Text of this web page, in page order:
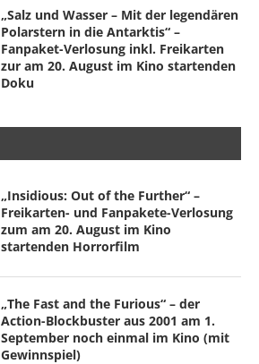
„Salz und Wasser – Mit der legendären
Polarstern in die Antarktis“ –
Fanpaket-Verlosung inkl. Freikarten
zur am 20. August im Kino startenden
Doku
„Insidious: Out of the Further“ –
Freikarten- und Fanpakete-Verlosung
zum am 20. August im Kino
startenden Horrorfilm
„The Fast and the Furious“ – der
Action-Blockbuster aus 2001 am 1.
September noch einmal im Kino (mit
Gewinnspiel)